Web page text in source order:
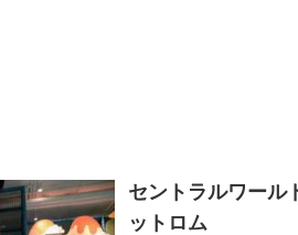
セントラルワール
ットロム